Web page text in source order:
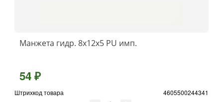
Манжета гидр. 8х12х5 PU имп.
54 ₽
Штрихкод товара 4605500244341